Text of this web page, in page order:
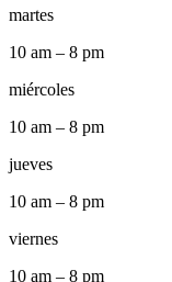
martes
10 am – 8 pm
miércoles
10 am – 8 pm
jueves
10 am – 8 pm
viernes
10 am – 8 pm